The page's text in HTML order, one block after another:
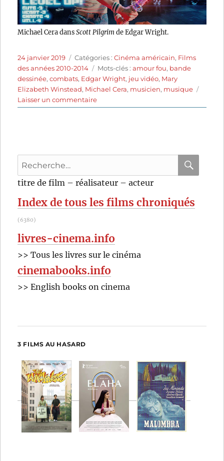
Michael Cera dansScott Pilgrim de Edgar Wright.
Publié
le
24 janvier 2019 Catégories
Catégories :Cinéma américain, Films
des années 2010-2014
Étiquettes
Mots-clés :amour fou, bande
dessinée,combats, Edgar Wright, jeu vidéo, Mary
Elizabeth Winstead, Michael Cera, musicien, musique
Laisser un commentairesur
Scott
Recherche
pour
:
titre de film – réalisateur – acteur
Index de tous les films chroniqués
(6380)
livres-cinema.info
>> Tous les livres sur le cinéma
cinemabooks.info
>> English books on cinema
3 FILMS AU HASARD